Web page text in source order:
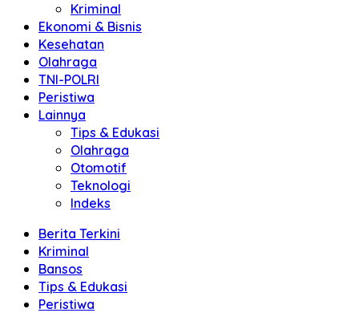
Kriminal
Ekonomi & Bisnis
Kesehatan
Olahraga
TNI-POLRI
Peristiwa
Lainnya
Tips & Edukasi
Olahraga
Otomotif
Teknologi
Indeks
Berita Terkini
Kriminal
Bansos
Tips & Edukasi
Peristiwa